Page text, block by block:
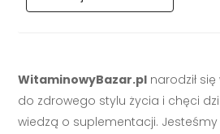
WitaminowyBazar.pl narodził
do zdrowego stylu życia i chęci
wiedzą o suplementacji.